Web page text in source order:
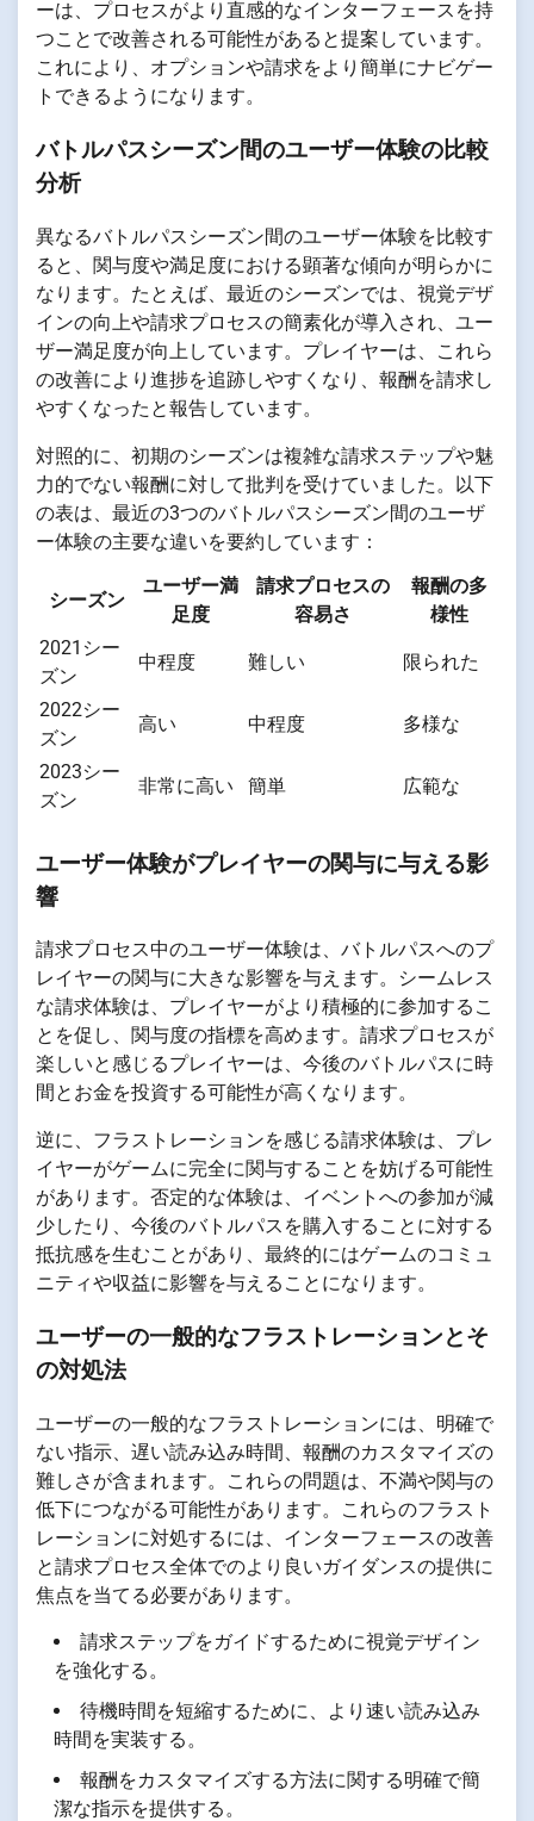
ーは、プロセスがより直感的なインターフェースを持
つことで改善される可能性があると提案しています。
これにより、オプションや請求をより簡単にナビゲー
トできるようになります。
バトルパスシーズン間のユーザー体験の比較
分析
異なるバトルパスシーズン間のユーザー体験を比較す
ると、関与度や満足度における顕著な傾向が明らかに
なります。たとえば、最近のシーズンでは、視覚デザ
インの向上や請求プロセスの簡素化が導入され、ユー
ザー満足度が向上しています。プレイヤーは、これら
の改善により進捗を追跡しやすくなり、報酬を請求し
やすくなったと報告しています。
対照的に、初期のシーズンは複雑な請求ステップや魅
力的でない報酬に対して批判を受けていました。以下
の表は、最近の3つのバトルパスシーズン間のユーザ
ー体験の主要な違いを要約しています：
シーズン
ユーザー満
足度
請求プロセスの
容易さ
報酬の多
様性
2021シー
ズン
中程度 難しい 限られた
2022シー
ズン
高い 中程度 多様な
2023シー
ズン
非常に高い 簡単 広範な
ユーザー体験がプレイヤーの関与に与える影
響
請求プロセス中のユーザー体験は、バトルパスへのプ
レイヤーの関与に大きな影響を与えます。シームレス
な請求体験は、プレイヤーがより積極的に参加するこ
とを促し、関与度の指標を高めます。請求プロセスが
楽しいと感じるプレイヤーは、今後のバトルパスに時
間とお金を投資する可能性が高くなります。
逆に、フラストレーションを感じる請求体験は、プレ
イヤーがゲームに完全に関与することを妨げる可能性
があります。否定的な体験は、イベントへの参加が減
少したり、今後のバトルパスを購入することに対する
抵抗感を生むことがあり、最終的にはゲームのコミュ
ニティや収益に影響を与えることになります。
ユーザーの一般的なフラストレーションとそ
の対処法
ユーザーの一般的なフラストレーションには、明確で
ない指示、遅い読み込み時間、報酬のカスタマイズの
難しさが含まれます。これらの問題は、不満や関与の
低下につながる可能性があります。これらのフラスト
レーションに対処するには、インターフェースの改善
と請求プロセス全体でのより良いガイダンスの提供に
焦点を当てる必要があります。
請求ステップをガイドするために視覚デザイン
を強化する。
待機時間を短縮するために、より速い読み込み
時間を実装する。
報酬をカスタマイズする方法に関する明確で簡
潔な指示を提供する。